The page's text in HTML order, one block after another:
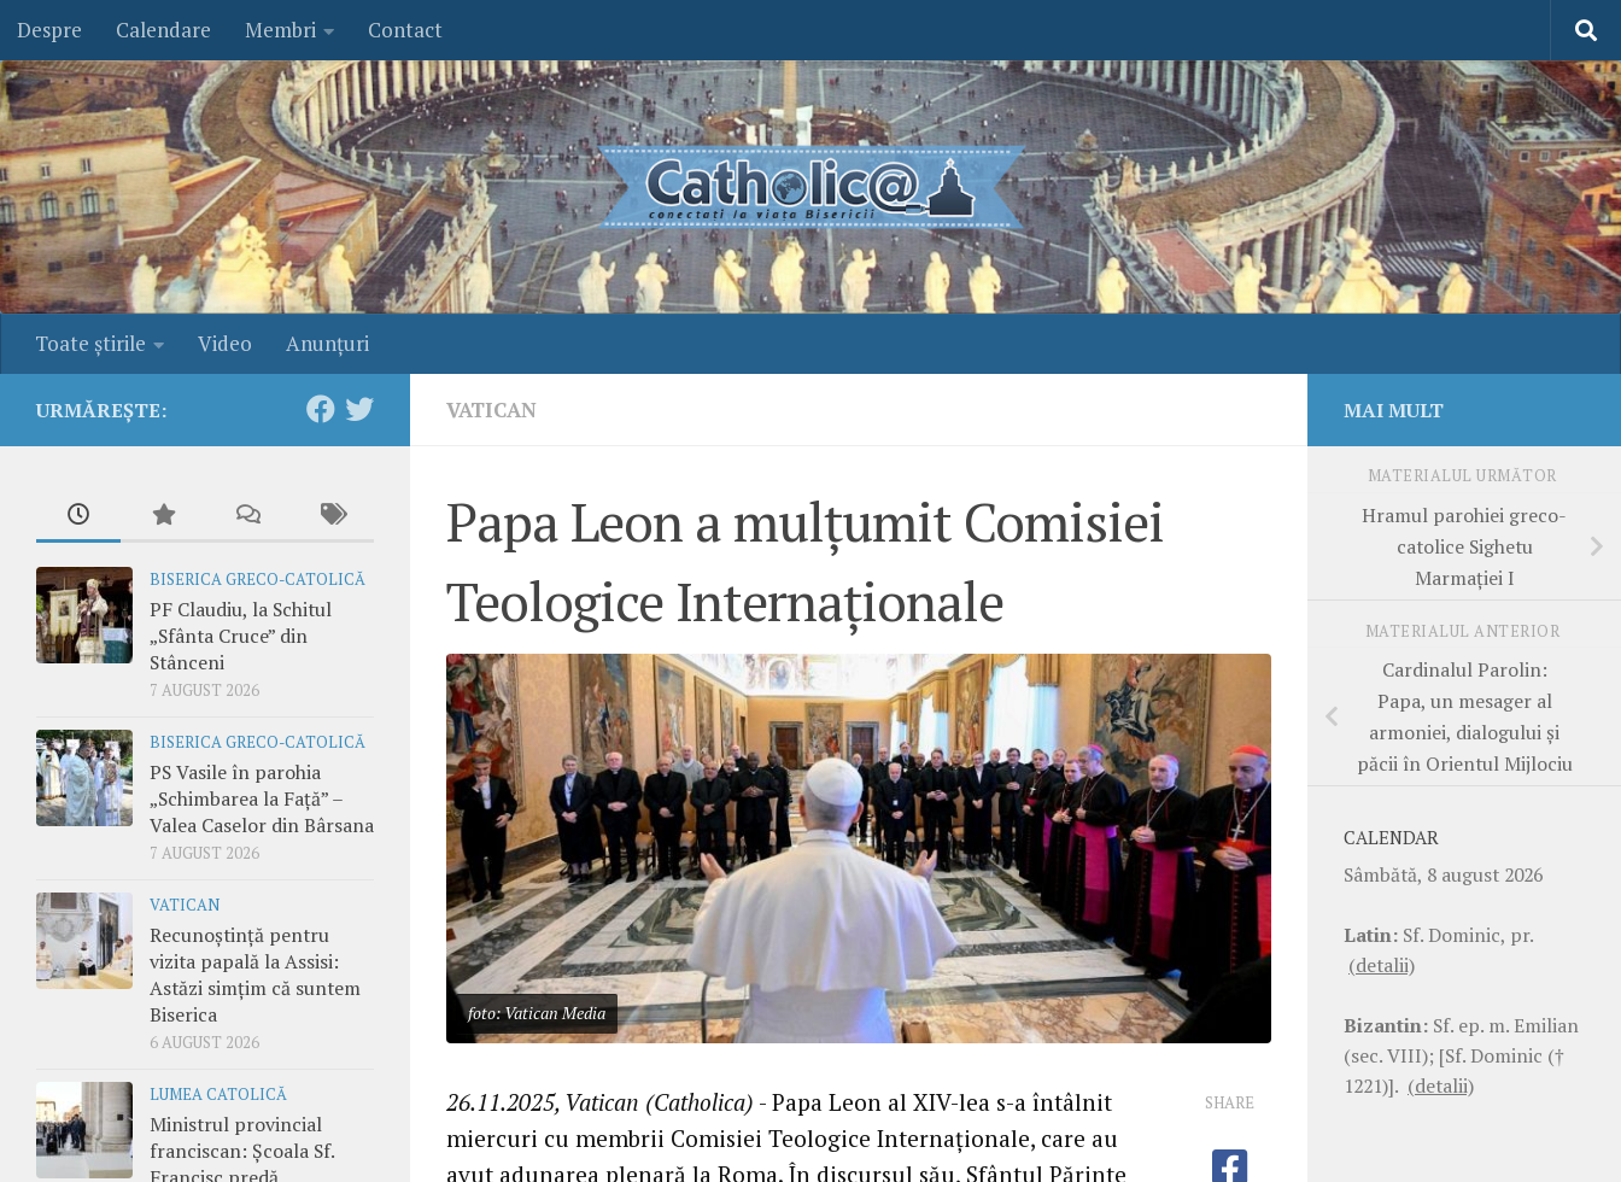
Skip to content
Despre Calendare Membri Contact
Toate ştirile Video Anunţuri
VATICAN
Papa Leon a mulțumit Comisiei
Teologice Internaționale
foto: Vatican Media
26.11.2025, Vatican (Catholica) - Papa Leon al XIV-lea s-a întâlnit
miercuri cu membrii Comisiei Teologice Internaționale, care au
avut adunarea plenară la Roma. În discursul său, Sfântul Părinte
SHARE
URMĂREȘTE:
BISERICA GRECO-CATOLICĂ
PF Claudiu, la Schitul
„Sfânta Cruce” din
Stânceni
7 AUGUST 2026
BISERICA GRECO-CATOLICĂ
PS Vasile în parohia
„Schimbarea la Față” –
Valea Caselor din Bârsana
7 AUGUST 2026
VATICAN
Recunoștință pentru
vizita papală la Assisi:
Astăzi simțim că suntem
Biserica
6 AUGUST 2026
LUMEA CATOLICĂ
Ministrul provincial
franciscan: Școala Sf.
MAI MULT
MATERIALUL URMĂTOR
Hramul parohiei greco-
catolice Sighetu
Marmației I
MATERIALUL ANTERIOR
Cardinalul Parolin:
Papa, un mesager al
armoniei, dialogului și
păcii în Orientul Mijlociu
CALENDAR
Sâmbătă, 8 august 2026
Latin: Sf. Dominic, pr.
(detalii)
Bizantin: Sf. ep. m. Emilian
(sec. VIII); [Sf. Dominic (†
1221)]. (detalii)